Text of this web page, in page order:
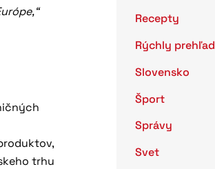
trhu
Recepty
Rýchly prehľad
Slovensko
Šport
Správy
Svet